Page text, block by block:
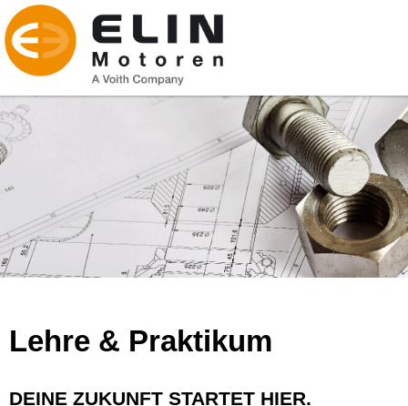
Lehre & Praktikum
DEINE ZUKUNFT STARTET HIER.